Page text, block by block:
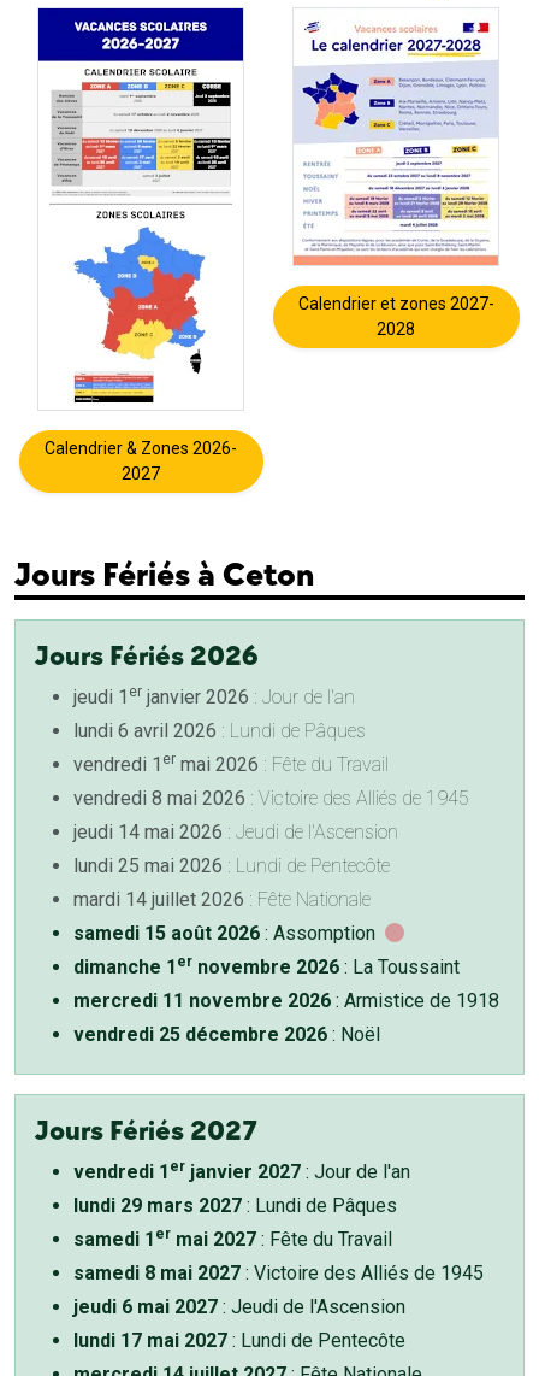
Calendrier & Zones 2026-
2027
Calendrier et zones 2027-
2028
Jours Fériés à Ceton
Jours Fériés 2026
jeudi 1 er janvier 2026 : Jour de l'an
lundi 6 avril 2026 : Lundi de Pâques
vendredi 1 er mai 2026 : Fête du Travail
vendredi 8 mai 2026 : Victoire des Alliés de 1945
jeudi 14 mai 2026 : Jeudi de l'Ascension
lundi 25 mai 2026 : Lundi de Pentecôte
mardi 14 juillet 2026 : Fête Nationale
samedi 15 août 2026 : Assomption
dimanche 1 er novembre 2026 : La Toussaint
mercredi 11 novembre 2026 : Armistice de 1918
vendredi 25 décembre 2026 : Noël
Jours Fériés 2027
vendredi 1 er janvier 2027 : Jour de l'an
lundi 29 mars 2027 : Lundi de Pâques
samedi 1 er mai 2027 : Fête du Travail
samedi 8 mai 2027 : Victoire des Alliés de 1945
jeudi 6 mai 2027 : Jeudi de l'Ascension
lundi 17 mai 2027 : Lundi de Pentecôte